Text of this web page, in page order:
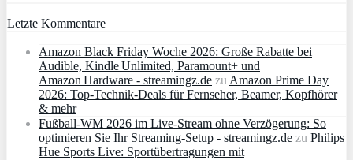
Letzte Kommentare
Amazon Black Friday Woche 2026: Große Rabatte bei
Audible, Kindle Unlimited, Paramount+ und
Amazon Hardware - streamingz.de zu Amazon Prime Day
2026: Top-Technik-Deals für Fernseher, Beamer, Kopfhörer
& mehr
Fußball-WM 2026 im Live-Stream ohne Verzögerung: So
optimieren Sie Ihr Streaming-Setup - streamingz.de zu Philips
Hue Sports Live: Sportübertragungen mit